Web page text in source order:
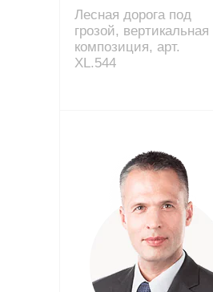
Лесная дорога под
грозой, вертикальная
композиция, арт.
XL.544